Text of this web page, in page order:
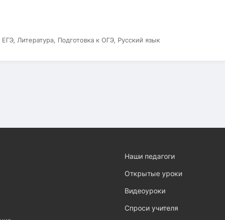
ЕГЭ, Литература, Подготовка к ОГЭ, Русский язык
Наши педагоги
Открытые уроки
Видеоуроки
Спроси учителя